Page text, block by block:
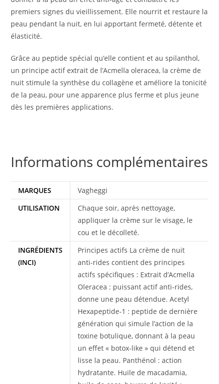
premiers signes du vieillissement. Elle nourrit et restaure la
peau pendant la nuit, en lui apportant fermeté, détente et
élasticité.
Grâce au peptide spécial qu’elle contient et au spilanthol,
un principe actif extrait de l’Acmella oleracea, la crème de
nuit stimule la synthèse du collagène et améliore la tonicité
de la peau, pour une apparence plus ferme et plus jeune
dès les premières applications.
Informations complémentaires
MARQUES
Vagheggi
UTILISATION
Chaque soir, après nettoyage,
appliquer la crème sur le visage, le
cou et le décolleté.
INGRÉDIENTS
(INCI)
Principes actifs La crème de nuit
anti-rides contient des principes
actifs spécifiques : Extrait d’Acmella
Oleracea : puissant actif anti-rides,
donne une peau détendue. Acetyl
Hexapeptide-1 : peptide de dernière
génération qui simule l’action de la
toxine botulique, donnant à la peau
un effet « botox-like » qui détend et
lisse la peau. Panthénol : action
hydratante. Huile de macadamia,